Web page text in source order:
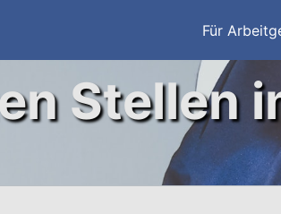
Für
Stellen